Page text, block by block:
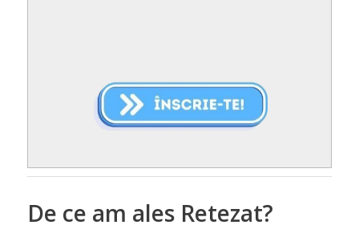
De ce am ales Retezat?